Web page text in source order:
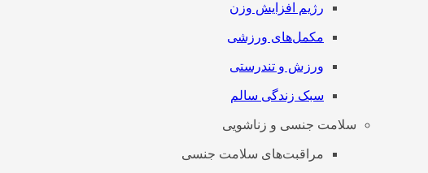
رژیم افزایش وزن
مکمل‌های ورزشی
ورزش و تندرستی
سبک زندگی سالم
سلامت جنسی و زناشویی
مراقبت‌های سلامت جنسی